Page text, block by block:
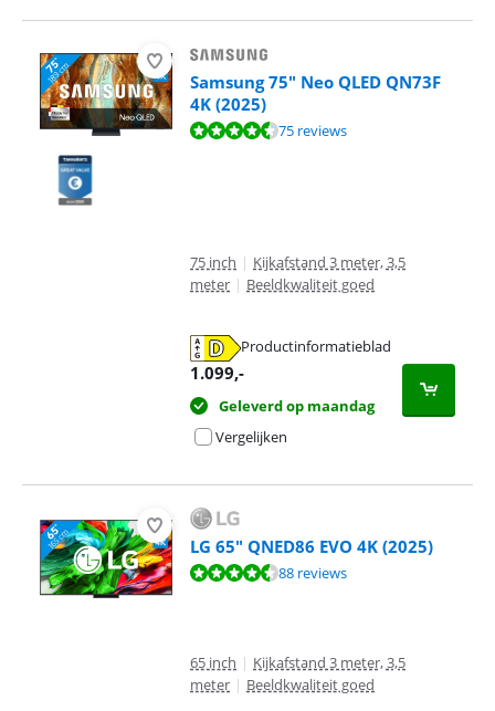
Samsung 75" Neo QLED QN73F
4K (2025)
Beoordeling is 9,0 van de 10, gebaseerd op 75 reviews.
75 reviews
75 inch | Kijkafstand 3 meter, 3,5
meter | Beeldkwaliteit goed
Productinformatieblad
1.099,-
Geleverd op maandag
Vergelijken
LG 65" QNED86 EVO 4K (2025)
Beoordeling is 8,7 van de 10, gebaseerd op 88 reviews.
88 reviews
65 inch | Kijkafstand 3 meter, 3,5
meter | Beeldkwaliteit goed